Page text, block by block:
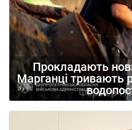
Прокладають
Марганці тривають